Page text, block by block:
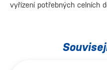
vyřízení potřebných celních